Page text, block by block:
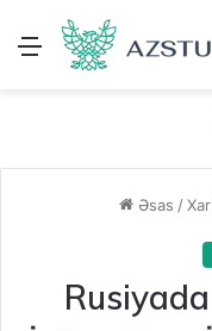
Menu
Əsas /